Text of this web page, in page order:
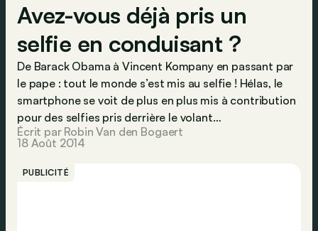
Avez-vous déjà pris un
selfie en conduisant ?
De Barack Obama à Vincent Kompany en passant par
le pape : tout le monde s’est mis au selfie ! Hélas, le
smartphone se voit de plus en plus mis à contribution
pour des selfies pris derrière le volant…
Écrit par Robin Van den Bogaert
18 Août 2014
PUBLICITÉ